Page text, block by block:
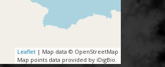
Leaflet | Map data © OpenStreetMap
Map points data provided by iDigBio.